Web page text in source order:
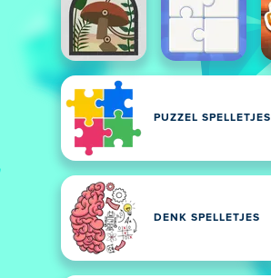
PUZZEL SPELLETJES
DENK SPELLETJES